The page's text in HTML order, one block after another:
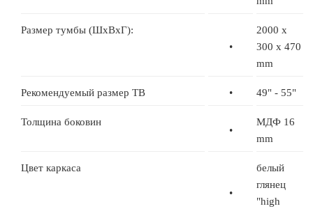
Размер тумбы (ШхВхГ):
•
2000 x
300 x 470
mm
Рекомендуемый размер ТВ • 49" - 55"
Толщина боковин
•
МДФ 16
mm
Цвет каркаса
•
белый
глянец
"high